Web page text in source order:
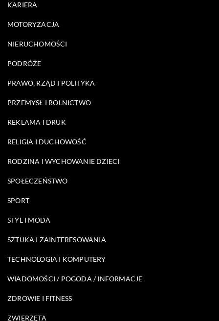
KARIERA
MOTORYZACJA
NIERUCHOMOŚCI
PODRÓŻE
PRAWO, RZĄD I POLITYKA
PRZEMYSŁ I ROLNICTWO
REKLAMA I DRUK
RELIGIA I DUCHOWOŚĆ
RODZINA I WYCHOWANIE DZIECI
SPOŁECZEŃSTWO
SPORT
STYL I MODA
SZTUKA I ZAINTERESOWANIA
TECHNOLOGIA I KOMPUTERY
WIADOMOŚCI / POGODA / INFORMACJE
ZDROWIE I FITNESS
ZWIERZĘTA